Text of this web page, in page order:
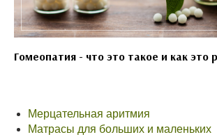
Гомеопатия - что это такое и как это
Мерцательная аритмия
Матрасы для больших и маленьких